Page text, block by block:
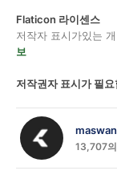
Flaticon 라이센스
저작자 표시가있는
보
저작권자 표시가 필
maswan
13,707